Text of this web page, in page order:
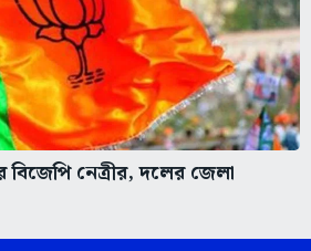
বিজেপি নেত্রীর, দলের জেলা